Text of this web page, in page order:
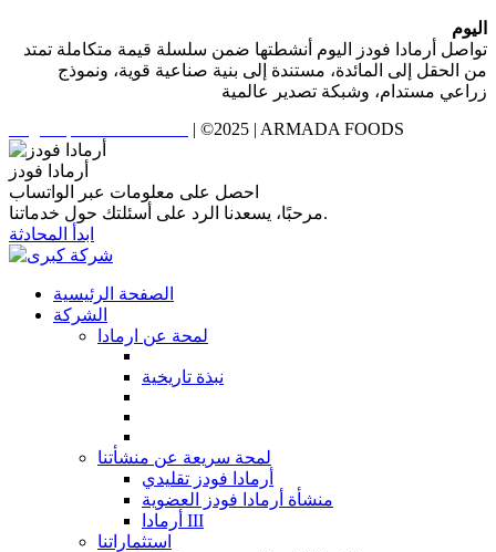
اليوم
تواصل أرمادا فودز اليوم أنشطتها ضمن سلسلة قيمة متكاملة تمتد
من الحقل إلى المائدة، مستندة إلى بنية صناعية قوية، ونموذج
زراعي مستدام، وشبكة تصدير
عالمية
| ©2025 | ARMADA FOODS
أرمادا فودز
احصل على معلومات عبر الواتساب
مرحبًا، يسعدنا الرد على أسئلتك حول خدماتنا.
ابدأ المحادثة
الصفحة الرئيسية
الشركة
لمحة عن ارمادا
نبذة تاريخية
لمحة سريعة عن منشأتنا
أرمادا فودز تقليدي
منشأة أرمادا فودز العضوية
أرمادا III
استثماراتنا